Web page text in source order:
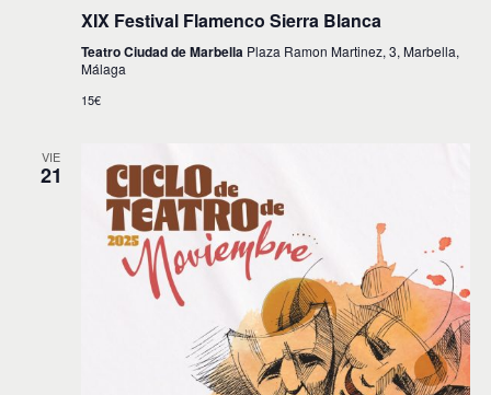
XIX Festival Flamenco Sierra Blanca
Teatro Ciudad de Marbella Plaza Ramon Martinez, 3, Marbella,
Málaga
15€
VIE
21